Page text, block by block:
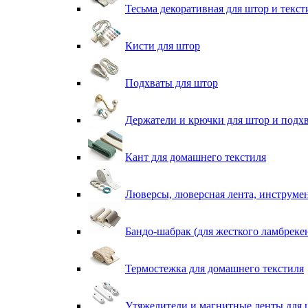
Тесьма декоративная для штор и
Кисти для штор
Подхваты для штор
Держатели и крючки для штор и
Кант для домашнего текстиля
Люверсы, люверсная лента,
Бандо-шабрак (для жесткого
Термостежка для домашнего текстиля
Утяжелители и магнитные ленты для